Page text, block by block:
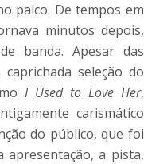
palco. De tempos em
minutos depois,
banda. Apesar das
seleção do
I Used to Love Her,
carismático
do público, que foi
apresentação, a pista,